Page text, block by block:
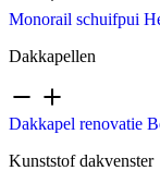
Monorail schuifpui
Dakkapellen
Dakkapel renovatie
Kunststof dakvenster